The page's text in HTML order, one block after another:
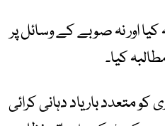
اور نہ صوبے کے وسائل پر
کیا۔
متعدد بار یاد دہانی کرائی